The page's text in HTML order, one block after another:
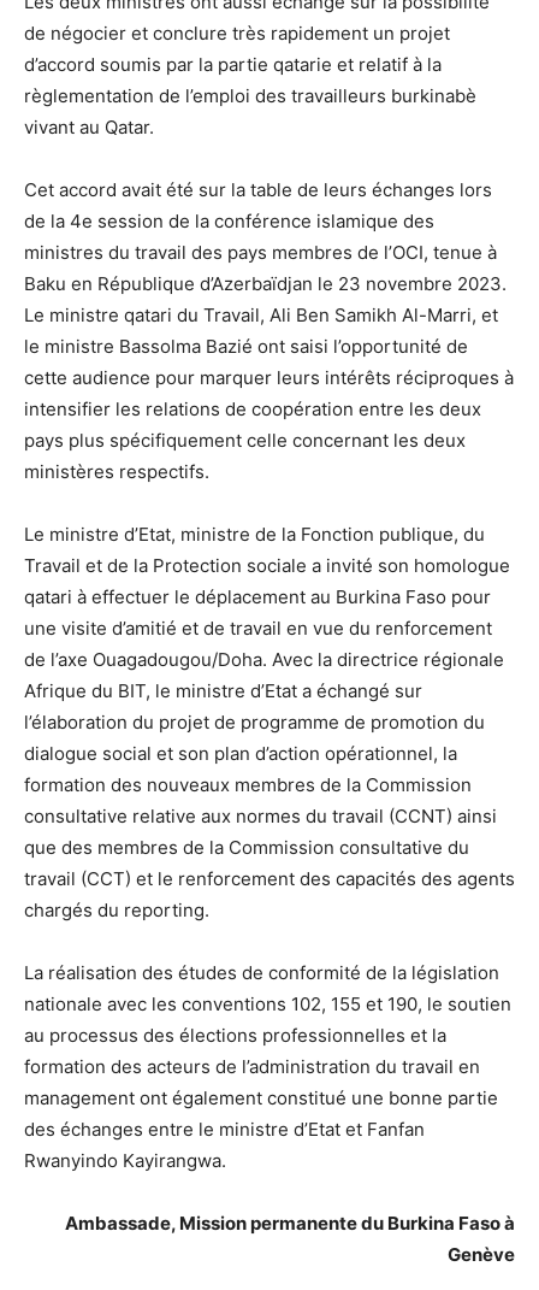
de négocier et conclure très rapidement un projet
d’accord soumis par la partie qatarie et relatif à la
règlementation de l’emploi des travailleurs burkinabè
vivant au Qatar.
Cet accord avait été sur la table de leurs échanges lors
de la 4e session de la conférence islamique des
ministres du travail des pays membres de l’OCI, tenue à
Baku en République d’Azerbaïdjan le 23 novembre 2023.
Le ministre qatari du Travail, Ali Ben Samikh Al-Marri, et
le ministre Bassolma Bazié ont saisi l’opportunité de
cette audience pour marquer leurs intérêts réciproques à
intensifier les relations de coopération entre les deux
pays plus spécifiquement celle concernant les deux
ministères respectifs.
Le ministre d’Etat, ministre de la Fonction publique, du
Travail et de la Protection sociale a invité son homologue
qatari à effectuer le déplacement au Burkina Faso pour
une visite d’amitié et de travail en vue du renforcement
de l’axe Ouagadougou/Doha. Avec la directrice régionale
Afrique du BIT, le ministre d’Etat a échangé sur
l’élaboration du projet de programme de promotion du
dialogue social et son plan d’action opérationnel, la
formation des nouveaux membres de la Commission
consultative relative aux normes du travail (CCNT) ainsi
que des membres de la Commission consultative du
travail (CCT) et le renforcement des capacités des agents
chargés du reporting.
La réalisation des études de conformité de la législation
nationale avec les conventions 102, 155 et 190, le soutien
au processus des élections professionnelles et la
formation des acteurs de l’administration du travail en
management ont également constitué une bonne partie
des échanges entre le ministre d’Etat et Fanfan
Rwanyindo Kayirangwa.
Ambassade, Mission permanente du Burkina Faso à
Genève